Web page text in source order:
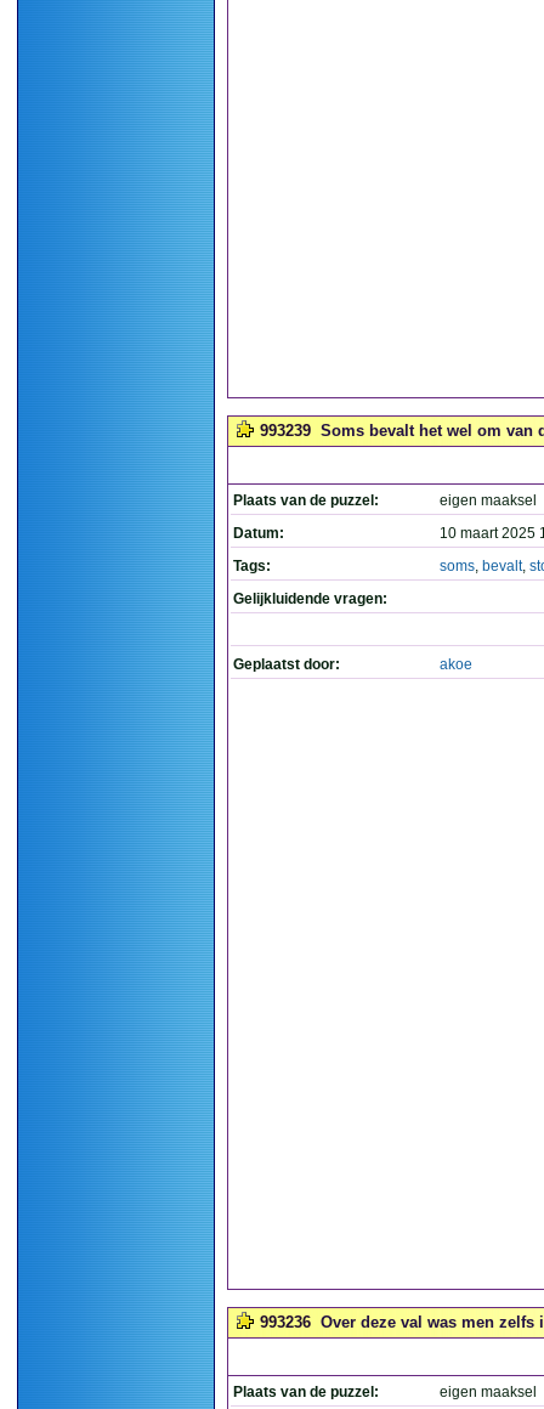
993239 Soms bevalt het wel om van
Plaats van de puzzel:
eigen maaksel
Datum:
10 maart 2025
Tags:
soms, bevalt,
Gelijkluidende vragen:
Geplaatst door: akoe
993236 Over deze val was men zelfs
Plaats van de puzzel:
eigen maaksel